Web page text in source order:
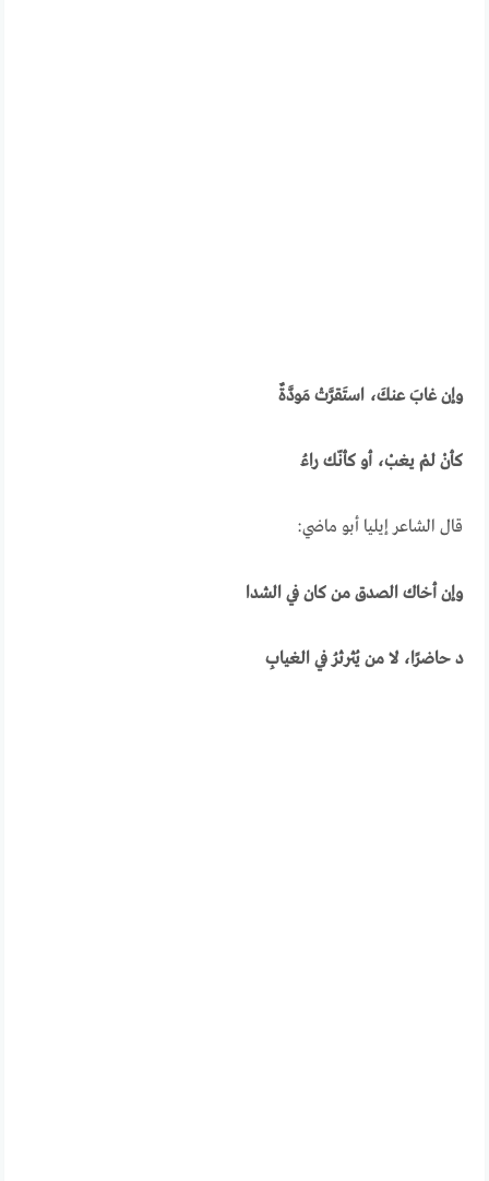
وإن غابَ عنكَ، استَقرَّتْ مَودَّةٌ
كأنْ لمْ يغبْ، أو كأنّك راءُ
قال الشاعر إيليا أبو ماضي:
وإن أخاك الصدق من كان في الشدا
د حاضرًا، لا من يُثرثرُ في الغيابِ